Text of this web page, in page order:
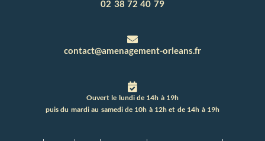
02 38 72 40 79
contact@amenagement-orleans.fr
Ouvert le lundi de 14h à 19h
puis du mardi au samedi de 10h à 12h et de 14h à 19h